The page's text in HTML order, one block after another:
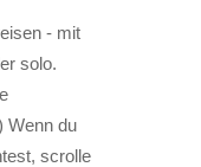
- mit
solo.
Wenn du
scrolle